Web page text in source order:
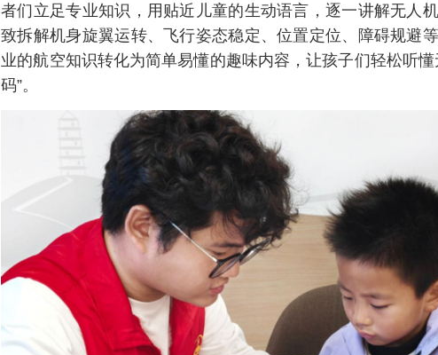
者们立足专业知识，用贴近儿童的生动语言，逐一讲解无人
致拆解机身旋翼运转、飞行姿态稳定、位置定位、障碍规避
业的航空知识转化为简单易懂的趣味内容，让孩子们轻松听懂
码”。